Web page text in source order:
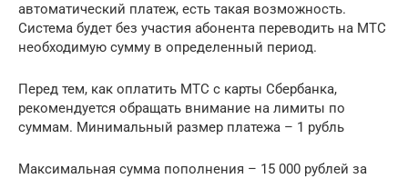
автоматический платеж, есть такая возможность.
Система будет без участия абонента переводить на МТС
необходимую сумму в определенный период.
Перед тем, как оплатить МТС с карты Сбербанка,
рекомендуется обращать внимание на лимиты по
суммам. Минимальный размер платежа – 1 рубль
Максимальная сумма пополнения – 15 000 рублей за